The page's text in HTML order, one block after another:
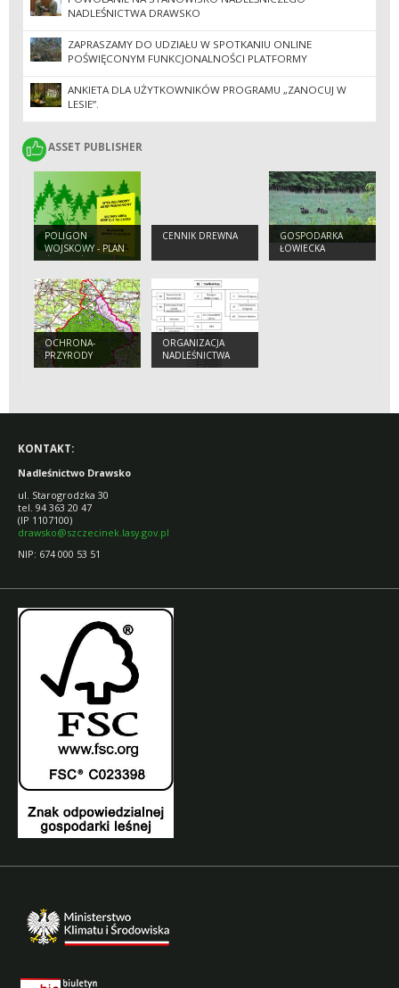
NADLEŚNICTWA DRAWSKO
ZAPRASZAMY DO UDZIAŁU W SPOTKANIU ONLINE
POŚWIĘCONYM FUNKCJONALNOŚCI PLATFORMY
EZAMAWIAJĄCY W RAMACH DYNAMICZNEGO SYSTEMU
ZAKUPÓW DLA USŁUG LEŚNYCH.
ANKIETA DLA UŻYTKOWNIKÓW PROGRAMU „ZANOCUJ W
LESIE”.
ASSET PUBLISHER
ASSET PUBLISHER
POLIGON
WOJSKOWY - PLAN
ĆWICZEŃ
CENNIK DREWNA
GOSPODARKA
ŁOWIECKA
OCHRONA-
PRZYRODY
ORGANIZACJA
NADLEŚNICTWA
DRAWSKO
KONTAKT:
Nadleśnictwo Drawsko
ul. Starogrodzka 30
tel. 94 363 20 47
(IP 1107100)
drawsko@szczecinek.lasy.gov.pl
NIP: 674 000 53 51